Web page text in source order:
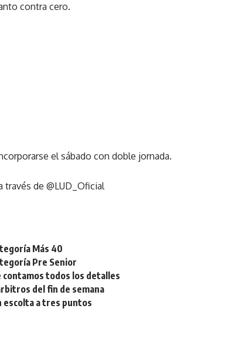
contra cero.
el sábado con doble jornada.
través de@LUD_Oficial
Más 40
Pre Senior
contamos todos los detalles
del fin de semana
escolta a tres puntos